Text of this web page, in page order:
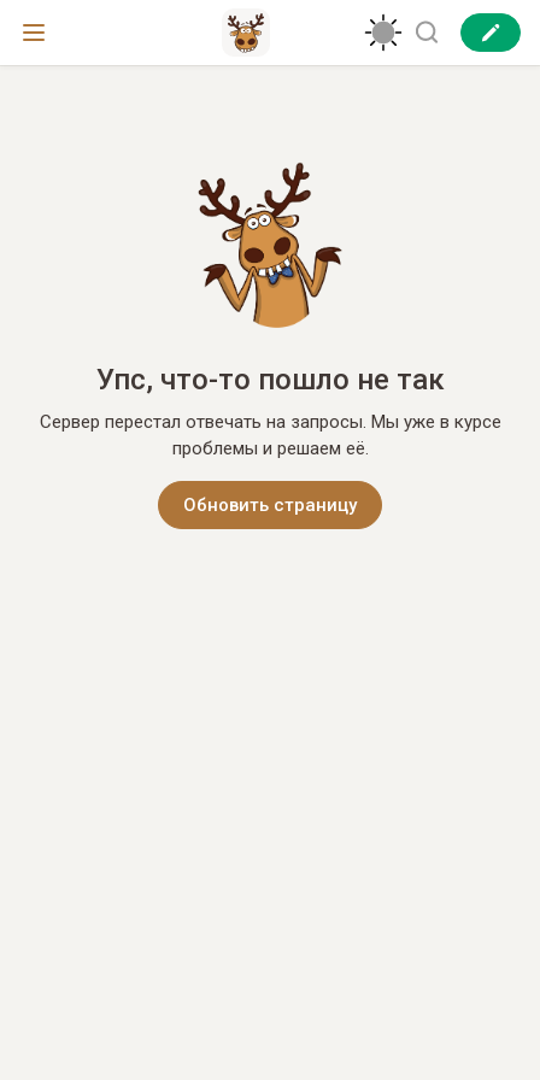
Упс, что-то пошло не так
Сервер перестал отвечать на запросы. Мы уже в курсе
проблемы и решаем её.
Обновить страницу